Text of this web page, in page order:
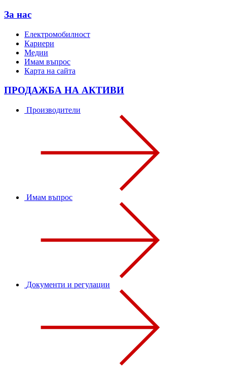
За нас
Електромобилност
Кариери
Медии
Имам въпрос
Карта на сайта
ПРОДАЖБА НА АКТИВИ
Производители
Имам въпрос
Документи и регулации